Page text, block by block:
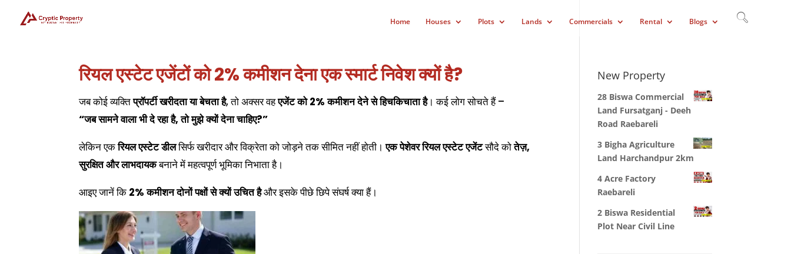
Home Houses Plots Lands Commercials Rental Blogs
रियल एस्टेट एजेंटों को 2% कमीशन देना एक स्मार्ट निवेश क्यों है?
जब कोई व्यक्तिप्रॉपर्टी खरीदता या बेचता है, तो अक्सर वहएजेंट को 2% कमीशन देने से हिचकिचाता है। कई लोग सोचते हैं –
“जब सामने वाला भी दे रहा है, तो मुझे क्यों देना चाहिए?”
लेकिन एकरियल एस्टेट डीलसिर्फ खरीदार और विक्रेता को जोड़ने तक सीमित नहीं होती।एक पेशेवर रियल एस्टेट एजेंटसौदे कोतेज़,
सुरक्षित और लाभदायकबनाने में महत्वपूर्ण भूमिका निभाता है।
आइए जानें कि 2% कमीशन दोनों पक्षों से क्यों उचित हैऔर इसके पीछे छिपे संघर्ष क्या हैं।
New Property
28 Biswa Commercial
Land Fursatganj - Deeh
Road Raebareli
3 Bigha Agriculture
Land Harchandpur 2km
4 Acre Factory
Raebareli
2 Biswa Residential
Plot Near Civil Line